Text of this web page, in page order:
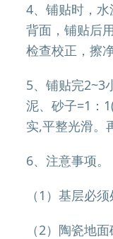
4、铺贴时，
背面，铺贴后
检查校正，擦
5、铺贴完2~3
泥、砂子=1：
实,平整光滑。
6、注意事项。
（1）基层必
（2）陶瓷地